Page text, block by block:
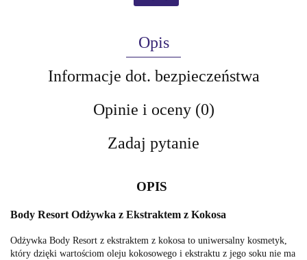
Opis
Informacje dot. bezpieczeństwa
Opinie i oceny (0)
Zadaj pytanie
OPIS
Body Resort Odżywka z Ekstraktem z Kokosa
Odżywka Body Resort z ekstraktem z kokosa to uniwersalny kosmetyk,
który dzięki wartościom oleju kokosowego i ekstraktu z jego soku nie ma